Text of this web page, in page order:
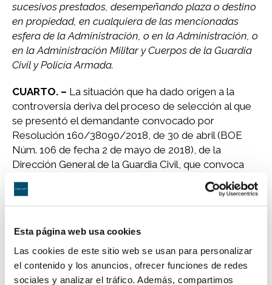
Esta página web usa cookies
Las cookies de este sitio web se usan para personalizar
el contenido y los anuncios, ofrecer funciones de redes
sociales y analizar el tráfico. Además, compartimos
sucesivos prestados, desempeñando plaza o destino
en propiedad, en cualquiera de las mencionadas
esfera de la Administración, o en la Administración, o
en la Administración Militar y Cuerpos de la Guardia
Civil y Policía Armada.
CUARTO. – La situación que ha dado origen a la
controversia deriva del proceso de selección al que
se presentó el demandante convocado por
Resolución 160/38090/2018, de 30 de abril (BOE
Núm. 106 de fecha 2 de mayo de 2018), de la
Dirección General de la Guardia Civil, que convoca
pruebas selectivas para el ingreso en los centros
docentes de formación, para la incorporación a la
Escala de Cabos y Guardias del Cuerpo de la Guardia
El recurrente se inscribió en el proceso selectivo,
siendo admitido como aspirante pero, en virtud de
Resolución de fecha 25/09/2018 el Tribunal de
Selección de la convocatoria de pruebas selectivas